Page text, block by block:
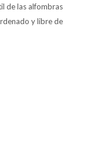
de las alfombras
y libre de